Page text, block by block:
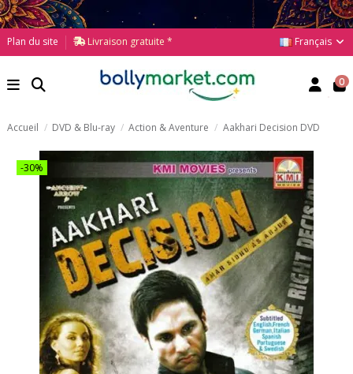
Plan du site Livraison gratuite * Français
0
Accueil DVD & Blu-ray Action & Aventure Aakhari Decision DVD
-30%